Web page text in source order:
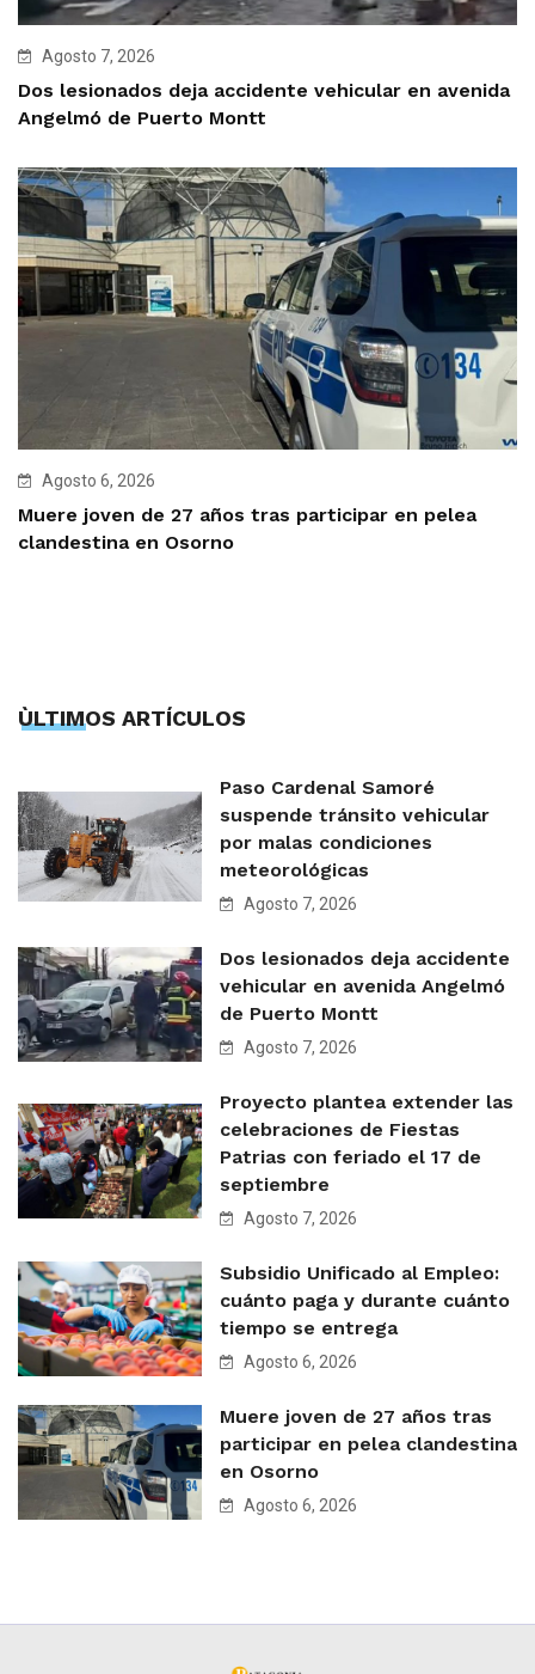
Agosto 7, 2026
Dos lesionados deja accidente vehicular en avenida
Angelmó de Puerto Montt
Agosto 6, 2026
Muere joven de 27 años tras participar en pelea
clandestina en Osorno
ÙLTIMOS ARTÍCULOS
Paso Cardenal Samoré
suspende tránsito vehicular
por malas condiciones
meteorológicas
Agosto 7, 2026
Dos lesionados deja accidente
vehicular en avenida Angelmó
de Puerto Montt
Agosto 7, 2026
Proyecto plantea extender las
celebraciones de Fiestas
Patrias con feriado el 17 de
septiembre
Agosto 7, 2026
Subsidio Unificado al Empleo:
cuánto paga y durante cuánto
tiempo se entrega
Agosto 6, 2026
Muere joven de 27 años tras
participar en pelea clandestina
en Osorno
Agosto 6, 2026